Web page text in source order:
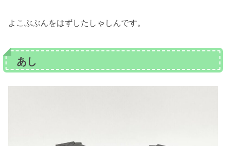
よこぶぶんをはずしたしゃしんです。
あし